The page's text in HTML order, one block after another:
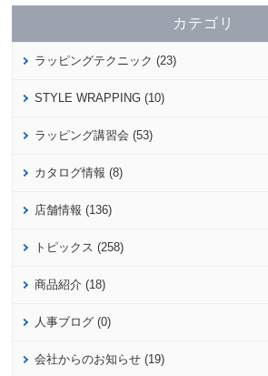
カテゴリ
ラッピングテクニック (23)
STYLE WRAPPING (10)
ラッピング講習会 (53)
カタログ情報 (8)
店舗情報 (136)
トピックス (258)
商品紹介 (18)
人事ブログ (0)
会社からのお知らせ (19)